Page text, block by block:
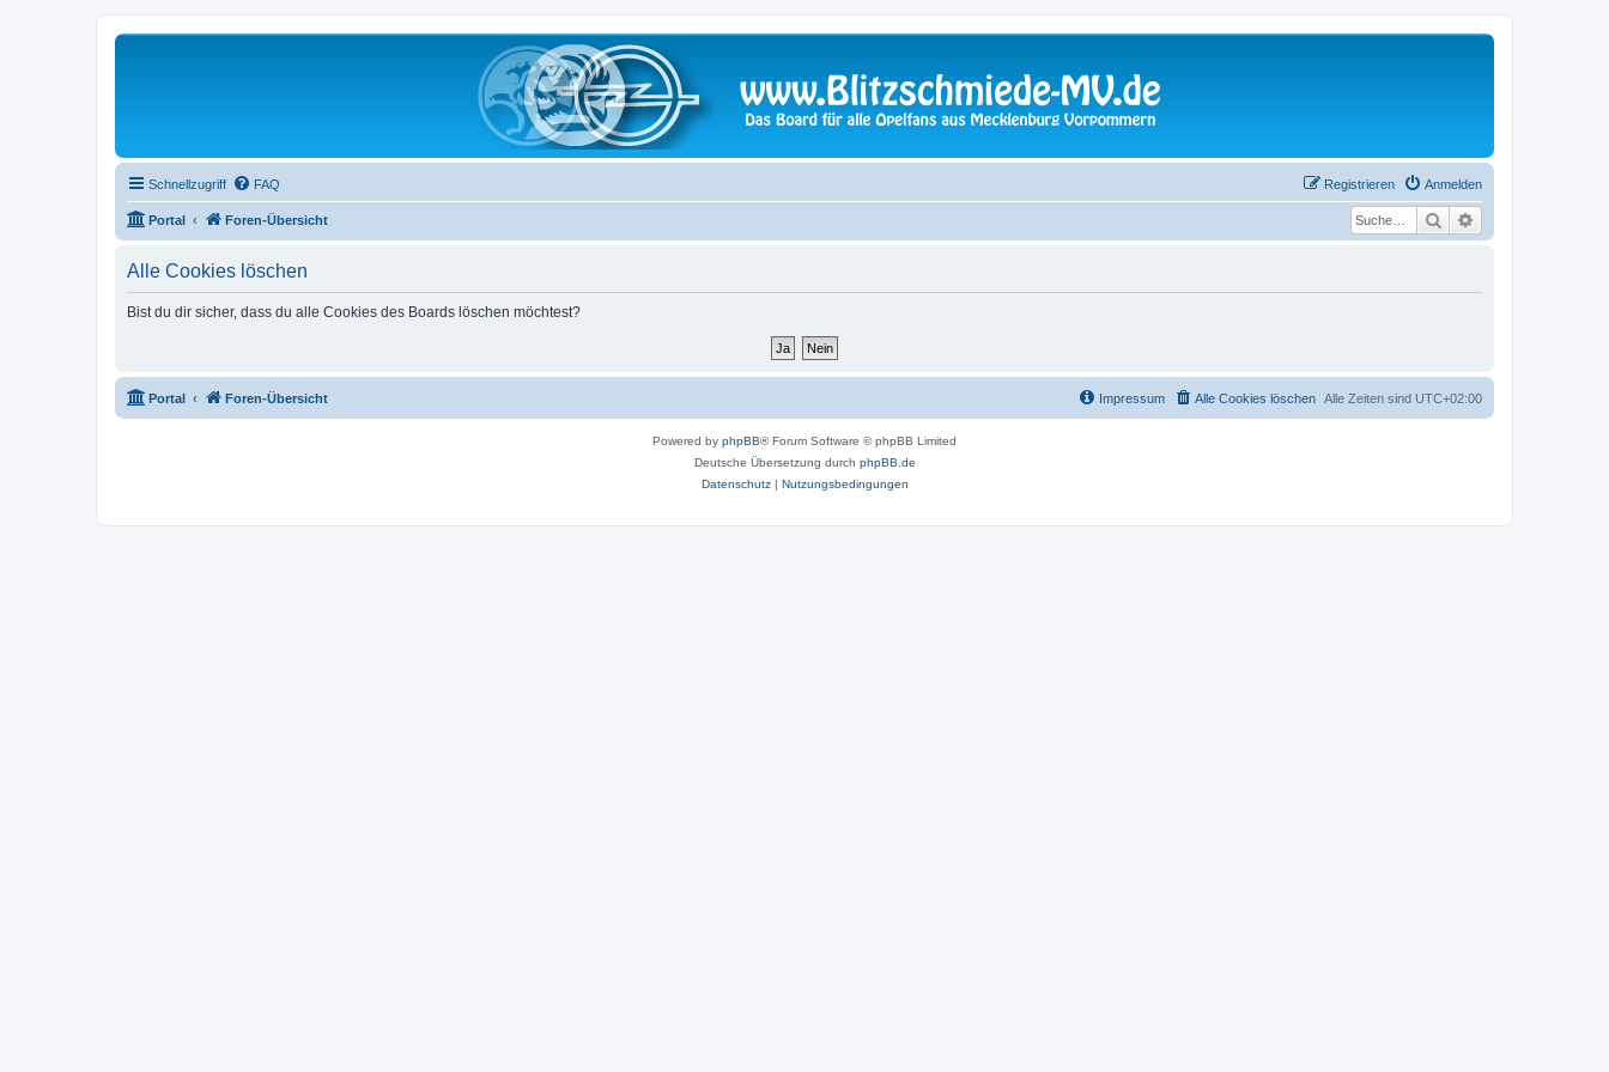
Schnellzugriff FAQ Anmelden
Registrieren
Portal Foren-Übersicht Suche
Alle Cookies löschen
Bist du dir sicher, dass du alle Cookies des Boards löschen möchtest?
Portal Foren-Übersicht Alle Zeiten sind UTC+02:00
Alle Cookies löschen
Impressum
Powered by phpBB® Forum Software © phpBB Limited
Deutsche Übersetzung durch phpBB.de
Datenschutz| Nutzungsbedingungen